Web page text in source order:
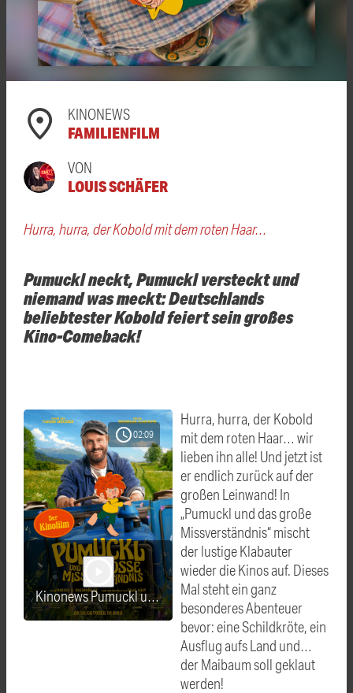
KINONEWS
FAMILIENFILM
VON
LOUIS SCHÄFER
Hurra, hurra, der Kobold mit dem roten Haar…
Pumuckl neckt, Pumuckl versteckt und
niemand was meckt: Deutschlands
beliebtester Kobold feiert sein großes
Kino-Comeback!
schedule02:09
Kinonews Pumuckl und das große Missverständnis
Hurra, hurra, der Kobold
mit dem roten Haar… wir
lieben ihn alle! Und jetzt ist
er endlich zurück auf der
großen Leinwand! In
„Pumuckl und das große
Missverständnis“ mischt
der lustige Klabauter
wieder die Kinos auf. Dieses
Mal steht ein ganz
besonderes Abenteuer
bevor: eine Schildkröte, ein
Ausflug aufs Land und…
der Maibaum soll geklaut
werden!